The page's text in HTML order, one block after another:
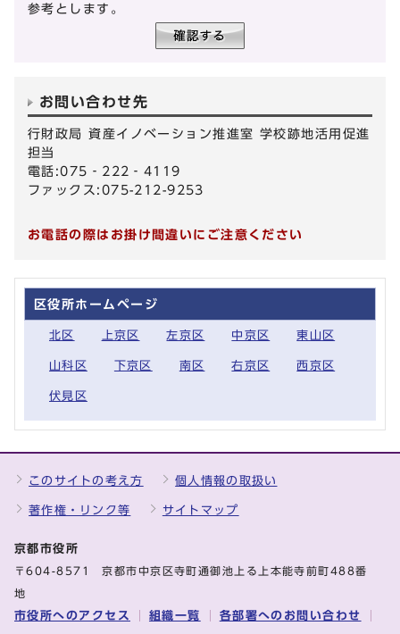
参考とします。
お問い合わせ先
行財政局 資産イノベーション推進室 学校跡地活用促進
担当
電話:075‐222‐4119
ファックス:075-212-9253
お電話の際はお掛け間違いにご注意ください
区役所ホームページ
北区 上京区 左京区 中京区 東山区
山科区 下京区 南区 右京区 西京区
伏見区
このサイトの考え方 個人情報の取扱い
著作権・リンク等 サイトマップ
京都市役所
〒604-8571 京都市中京区寺町通御池上る上本能寺前町488番
地
市役所へのアクセス 組織一覧 各部署へのお問い合わせ